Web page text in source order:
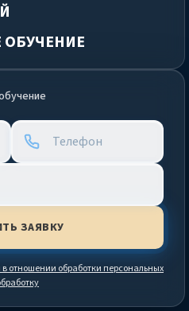
отношении обработки персональных